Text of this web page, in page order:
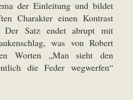
der Einleitung und bildet
Charakter einen Kontrast
Der Satz endet abrupt mit
was von Robert
Worten „Man sieht den
die Feder wegwerfen“